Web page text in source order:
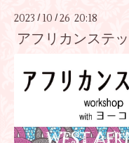
2023 / 10 / 26 20:18
アフリカンステ